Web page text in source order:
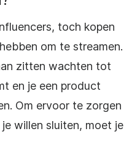
toch kopen
om te streamen.
zitten wachten tot
en je een product
Om ervoor te zorgen
willen sluiten, moet je